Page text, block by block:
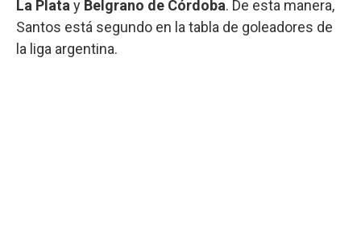
La Platay Belgrano de Córdoba. De esta manera,
Santos está segundo en la tabla de goleadores de
la liga argentina.